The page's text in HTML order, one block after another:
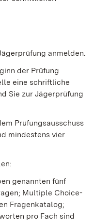
anmelden.
der Prüfung
eine schriftliche
Sie zur Jägerprüfung
Prüfungsausschuss
mindestens vier
genannten fünf
Multiple Choice-
Fragenkatalog;
pro Fach sind